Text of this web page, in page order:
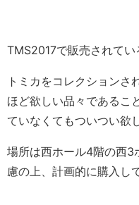
TMS2017で販売されて
トミカをコレクションさ
ほど欲しい品々であるこ
ていなくてもついつい欲
場所は西ホール4階の西3
慮の上、計画的に購入し